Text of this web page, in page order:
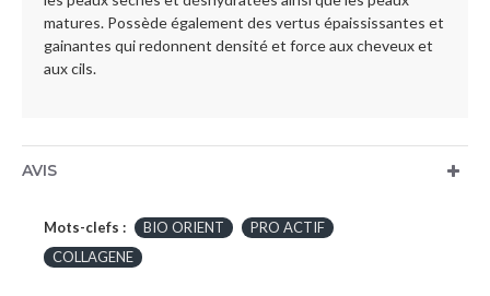
matures. Possède également des vertus épaississantes et
gainantes qui redonnent densité et force aux cheveux et
aux cils.
AVIS
Mots-clefs : BIO ORIENT
PRO ACTIF
COLLAGENE